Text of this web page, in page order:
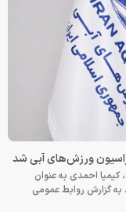
ورزش‌های آبی شد
احمدی به عنوان
گزارش روابط عمومی